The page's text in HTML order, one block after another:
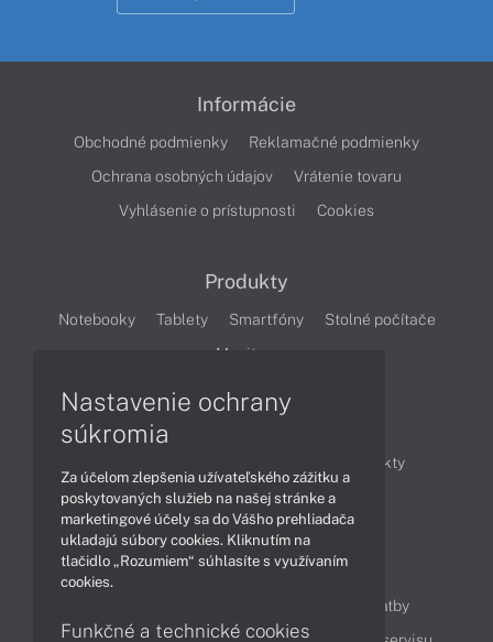
Informácie
Obchodné podmienky
Reklamačné podmienky
Ochrana osobných údajov
Vrátenie tovaru
Vyhlásenie o prístupnosti
Cookies
Produkty
Notebooky Tablety Smartfóny
Stolné počítače
Monitory
Produkty
Technológie
Videá
Obsah
Možnosti doručenia a platby
Nastavenie ochrany
súkromia
Za účelom zlepšenia užívateľského zážitku a
poskytovaných služieb na našej stránke a
marketingové účely sa do Vášho prehliadača
ukladajú súbory cookies. Kliknutím na
tlačidlo „Rozumiem“ súhlasíte s využívaním
cookies.
Funkčné a technické cookies